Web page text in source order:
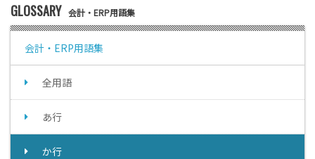
GLOSSARY 会計・ERP用語集
会計・ERP用語集
全用語
あ行
か行